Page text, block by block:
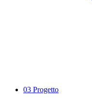
03 Progetto